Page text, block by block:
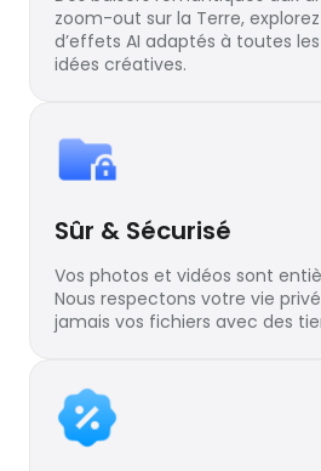
zoom-out sur la Terre,
d’effets AI adaptés à toutes
idées créatives.
Sûr & Sécurisé
Vos photos et vidéos sont
Nous respectons votre vie
jamais vos fichiers avec des